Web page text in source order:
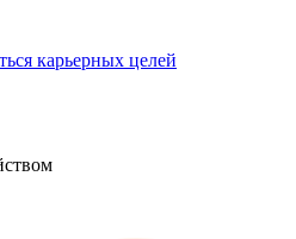
карьерных целей